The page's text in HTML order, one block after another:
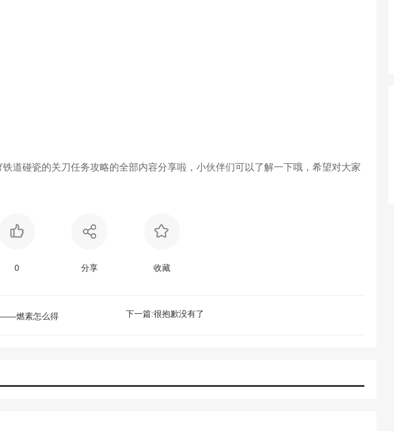
铁道碰瓷的关刀任务攻略的全部内容分享啦，小伙伴们可以了解一下哦，希望对大家
0 分享 收藏
——燃素怎么得 下一篇:很抱歉没有了